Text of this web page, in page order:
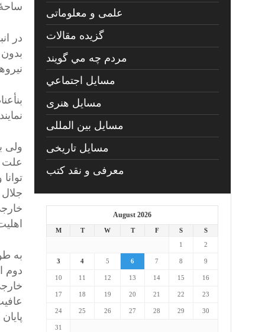
در
علت
به
دوم
علمی و معلوماتی
گزیده مقالات
مردم چه مي گويند
مسايل اجتماعي
مسايل هنری
مسایل بین المللی
مسایل تاریخی
معرفی و نقد کتب
August 2026
M T W T F S
S
1
2
3 4 5 6 7 8 9
10 11 12 13 14 15 16
17 18 19 20 21 22 23
24 25 26 27 28 29 30
31